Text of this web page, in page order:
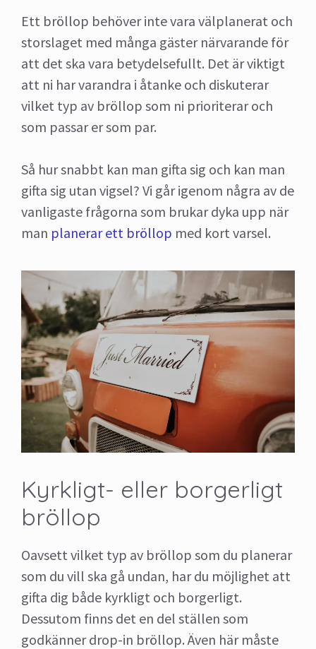
Ett bröllop behöver inte vara välplanerat och
storslaget med många gäster närvarande för
att det ska vara betydelsefullt. Det är viktigt
att ni har varandra i åtanke och diskuterar
vilket typ av bröllop som ni prioriterar och
som passar er som par.
Så hur snabbt kan man gifta sig och kan man
gifta sig utan vigsel? Vi går igenom några av de
vanligaste frågorna som brukar dyka upp när
man planerar ett bröllop med kort varsel.
Kyrkligt- eller borgerligt
bröllop
Oavsett vilket typ av bröllop som du planerar
som du vill ska gå undan, har du möjlighet att
gifta dig både kyrkligt och borgerligt.
Dessutom finns det en del ställen som
godkänner drop-in bröllop. Även här måste